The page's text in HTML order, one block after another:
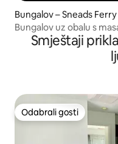
Bungalov – Sneads Ferry
Bungalov uz obalu s
Smještaji
Odabrali gosti
Odabrali gosti